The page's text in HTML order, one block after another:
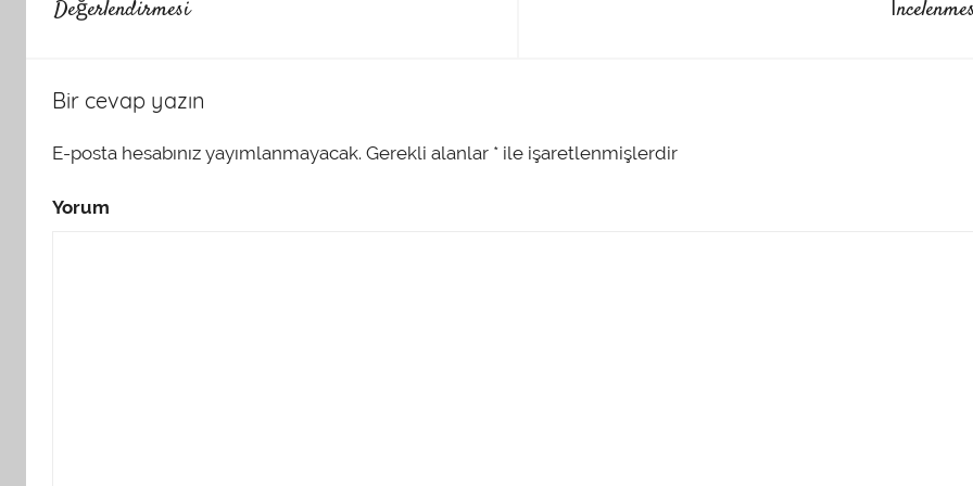
Değerlendirmesi
Bir cevap yazın
E-posta hesabınız yayımlanmayacak. Gerekli alanlar * ile işaretlenmişlerdir
Yorum